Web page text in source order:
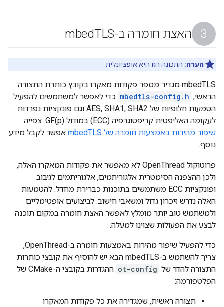
האצת חומרה ב-mbedTLS
הערה: התכונה הזו היא אופציונלית.
mbedTLS מגדיר מספר פקודות מאקרו בקובץ כותרת התצורה
הראשי, mbedtls-config.h כדי לאפשר למשתמשים להפעיל
הטמעות חלופיות של AES, SHA1, SHA2 וגם פונקציות נפרדות
לעקומה האליפטית קריפטוגרפיה (ECC) במודול GF(p). צפייה
שיפור מהירות באמצעות חומרה של mbedTLS
אפשר לקבל מידע
נוסף.
פרוטוקול OpenThread לא מאפשר את פקודות המאקרו האלה,
ולכן ההצפנה הסימטרית אלגוריתמים, אלגוריתמים לגיבוב
ופונקציות ECC משתמשים בתוכנות כברירת מחדל. להטמעות
האלה נדרש זיכרון גדול ומשאבי חישוב. לביצועים אופטימליים
ולמשתמש טוב יותר מומלץ לאפשר האצת חומרה במקום תוכנה
לבצע את הפעולות שצוינו למעלה.
כדי להפעיל שיפור מהירות באמצעות חומרה ב-OpenThread,
צריך להשתמש ב-mbedTLS הבא יש להוסיף את קובצי כותרות
התצורה להדר של ot-config
ההגדרות בקובצי ה-CMake של
הפלטפורמה:
תצורה ראשית, שמגדירה את כל פקודות המאקרו